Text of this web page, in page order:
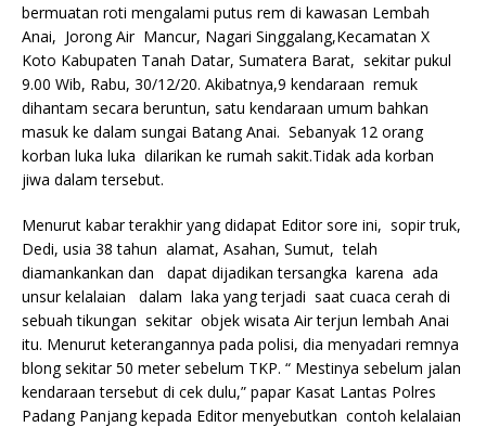
bermuatan roti mengalami putus rem di kawasan Lembah
Anai, Jorong Air Mancur, Nagari Singgalang,Kecamatan X
Koto Kabupaten Tanah Datar, Sumatera Barat, sekitar pukul
9.00 Wib, Rabu, 30/12/20. Akibatnya,9 kendaraan remuk
dihantam secara beruntun, satu kendaraan umum bahkan
masuk ke dalam sungai Batang Anai. Sebanyak 12 orang
korban luka luka dilarikan ke rumah sakit.Tidak ada korban
jiwa dalam tersebut.
Menurut kabar terakhir yang didapat Editor sore ini, sopir truk,
Dedi, usia 38 tahun alamat, Asahan, Sumut, telah
diamankankan dan dapat dijadikan tersangka karena ada
unsur kelalaian dalam laka yang terjadi saat cuaca cerah di
sebuah tikungan sekitar objek wisata Air terjun lembah Anai
itu. Menurut keterangannya pada polisi, dia menyadari remnya
blong sekitar 50 meter sebelum TKP. “ Mestinya sebelum jalan
kendaraan tersebut di cek dulu,” papar Kasat Lantas Polres
Padang Panjang kepada Editor menyebutkan contoh kelalaian